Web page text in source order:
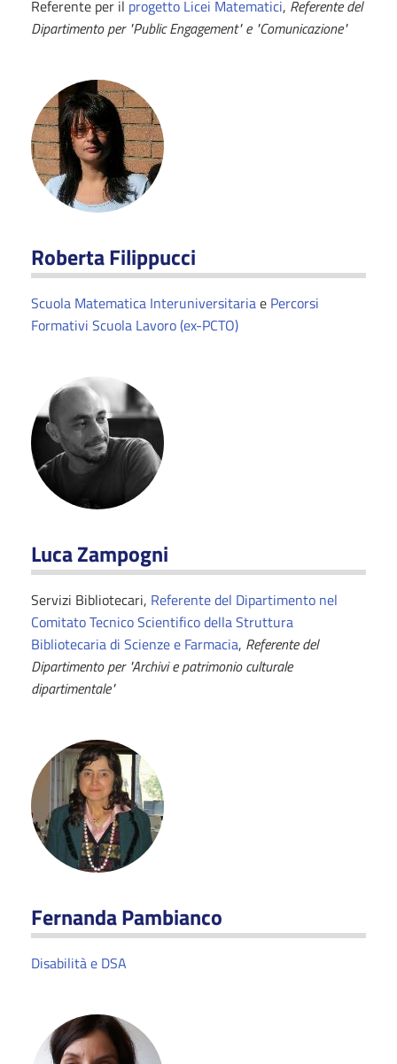
Referente per il progetto Licei Matematici, Referente del
Dipartimento per "Public Engagement" e "Comunicazione"
Roberta Filippucci
Scuola Matematica Interuniversitariae Percorsi
Formativi Scuola Lavoro (ex-PCTO)
Luca Zampogni
Servizi Bibliotecari, Referente del Dipartimento nel
Comitato Tecnico Scientifico della Struttura
Bibliotecaria di Scienze e Farmacia, Referente del
Dipartimento per "Archivi e patrimonio culturale
dipartimentale"
Fernanda Pambianco
Disabilità e DSA